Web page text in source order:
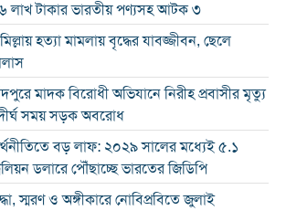
লাখ টাকার ভারতীয় পণ্যসহ আটক ৩
হত্যা মামলায় বৃদ্ধের যাবজ্জীবন, ছেলে
মাদক বিরোধী অভিযানে নিরীহ প্রবাসীর মৃত্যু
সময় সড়ক অবরোধ
বড় লাফ: ২০২৯ সালের মধ্যেই ৫.১
ডলারে পৌঁছাচ্ছে ভারতের জিডিপি
স্মরণ ও অঙ্গীকারে নোবিপ্রবিতে জুলাই